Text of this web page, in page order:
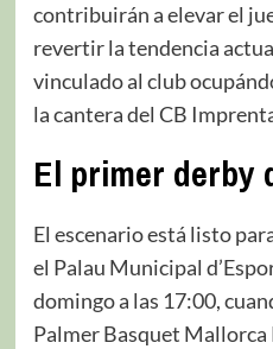
contribuirán a elevar el
revertir la tendencia
vinculado al club
la cantera del CB
El primer derby
El escenario está listo
el Palau Municipal
domingo a las 17:00,
Palmer Basquet Mallorca